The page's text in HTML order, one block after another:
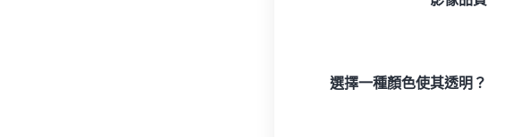
選擇一種顏色使其透明？